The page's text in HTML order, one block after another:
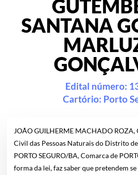
SANTANA
Edital número:
Cartório: Porto
JOÃO GUILHERME MACHADO ROZA,
Civil das Pessoas Naturais do Distrito
PORTO SEGURO/BA, Comarca de
forma da lei, faz saber que pretendem